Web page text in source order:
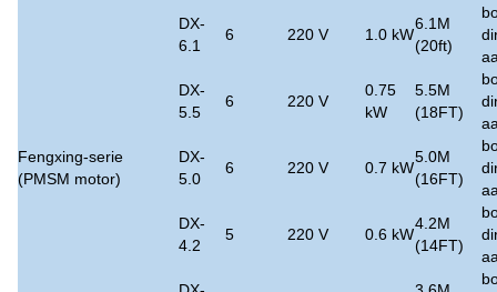
Fengxing-serie
(PMSM motor)
DX-
6.1
6 220 V 1.0 kW
6.1M
(20ft)
DX-
5.5
6 220 V
0.75
kW
5.5M
(18FT)
DX-
5.0
6 220 V 0.7 kW
5.0M
(16FT)
DX-
4.2
5 220 V 0.6 kW
4.2M
(14FT)